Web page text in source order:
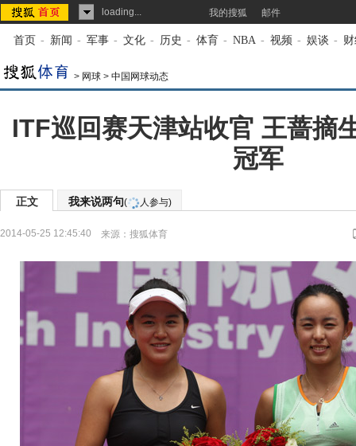
loading... 我的搜狐 邮件
首页 - 新闻 - 军事 - 文化 - 历史 - 体育 - NBA - 视频 - 娱谈 -
> 网球 > 中国网球动态
ITF巡回赛天津站收官 王蔷摘
冠军
正文 我来说两句( 人参与)
2014-05-25 12:45:40 来源： 搜狐体育